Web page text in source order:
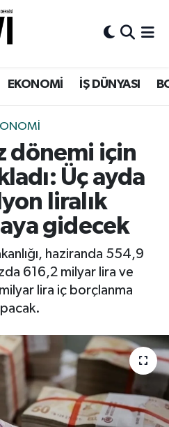
EKONOMİ İŞ DÜNYASI
dönemi için
Üç ayda
liralık
gidecek
haziranda 554,9
616,2 milyar lira ve
lira iç borçlanma
ve Fikstür